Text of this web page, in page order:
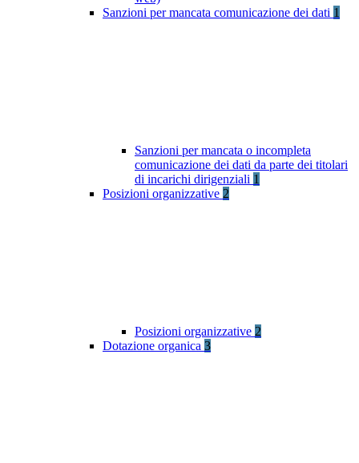
Sanzioni per mancata comunicazione dei dati 1
Sanzioni per mancata o incompleta
comunicazione dei dati da parte dei titolari
di incarichi dirigenziali 1
Posizioni organizzative 2
Posizioni organizzative 2
Dotazione organica 3